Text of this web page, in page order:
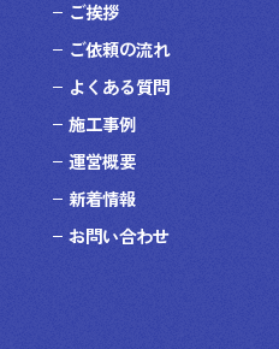
ご挨拶
ご依頼の流れ
よくある質問
施工事例
運営概要
新着情報
お問い合わせ